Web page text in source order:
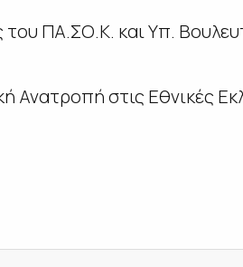
ΠΑ.ΣΟ.Κ. και Υπ.
Ανατροπή στις Εθνικές